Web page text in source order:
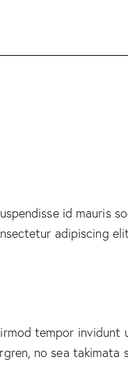
id
adipiscing
tempor
no sea takimata